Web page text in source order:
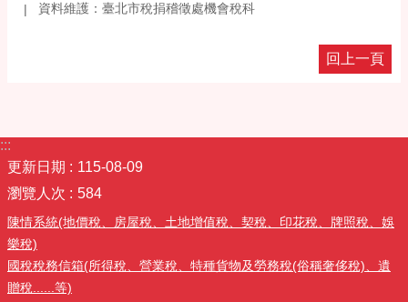
資料維護：臺北市稅捐稽徵處機會稅科
回上一頁
:::
更新日期
115-08-09
瀏覽人次
584
陳情系統(地價稅、房屋稅、土地增值稅、契稅、印花稅、牌照稅、娛
樂稅)
國稅稅務信箱(所得稅、營業稅、特種貨物及勞務稅(俗稱奢侈稅)、遺
贈稅......等)